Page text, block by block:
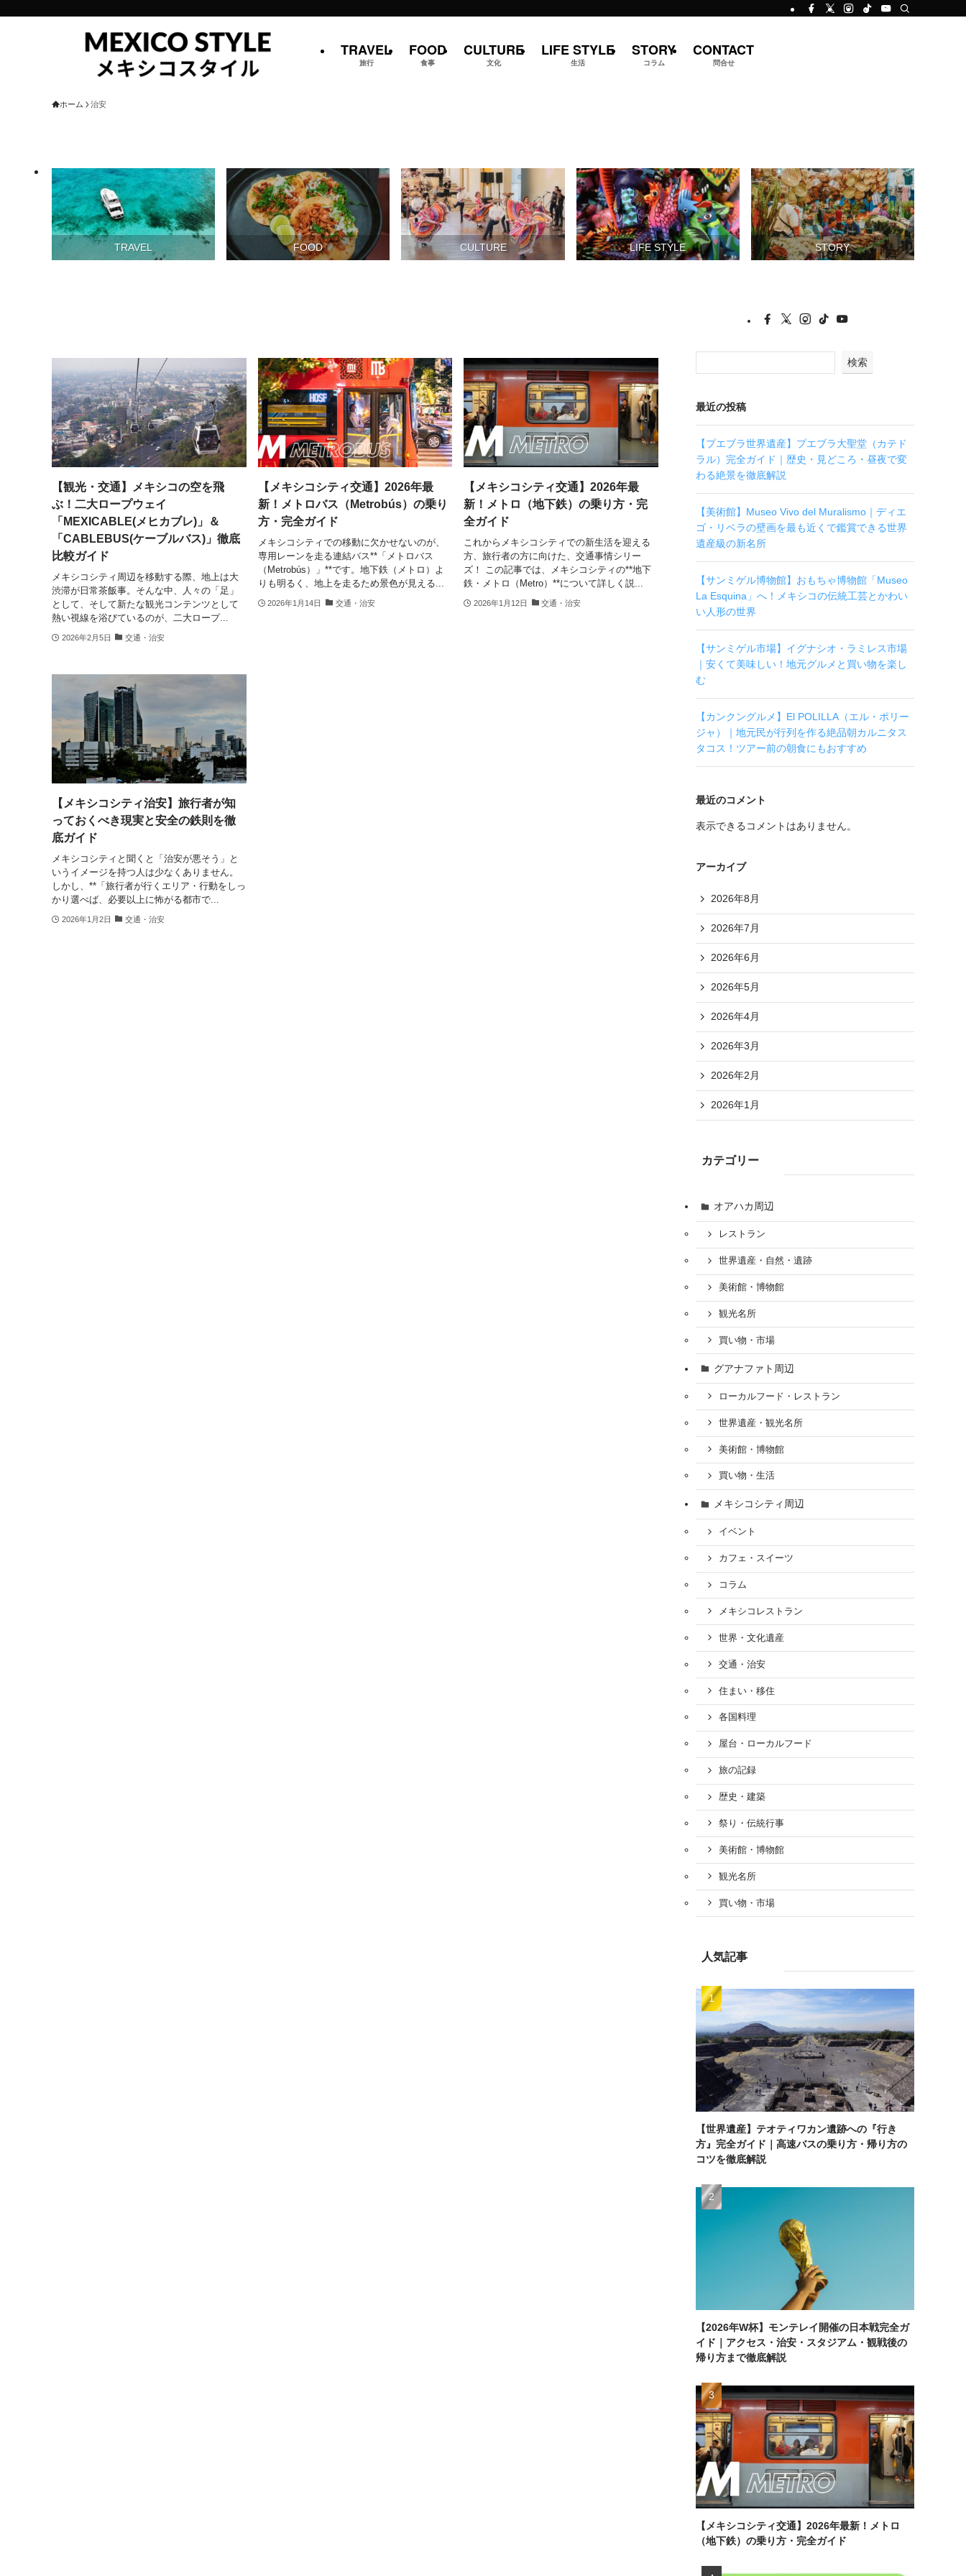
TRAVEL
旅行
FOOD
食事
CULTURE
文化
LIFE STYLE
生活
STORY
コラム
CONTACT
問合せ
ホーム 治安
TRAVEL FOOD CULTURE LIFE STYLE STORY
【観光・交通】メキシコの空を飛
ぶ！二大ロープウェイ
「MEXICABLE(メヒカブレ)」＆
「CABLEBUS(ケーブルバス)」徹底
比較ガイド
メキシコシティ周辺を移動する際、地上は大
渋滞が日常茶飯事。そんな中、人々の「足」
として、そして新たな観光コンテンツとして
熱い視線を浴びているのが、二大ロープ...
2026年2月5日 交通・治安
【メキシコシティ交通】2026年最
新！メトロバス（Metrobús）の乗り
方・完全ガイド
メキシコシティでの移動に欠かせないのが、
専用レーンを走る連結バス**「メトロバス
（Metrobús）」**です。地下鉄（メトロ）よ
りも明るく、地上を走るため景色が見える...
2026年1月14日 交通・治安
【メキシコシティ交通】2026年最
新！メトロ（地下鉄）の乗り方・完
全ガイド
これからメキシコシティでの新生活を迎える
方、旅行者の方に向けた、交通事情シリー
ズ！ この記事では、メキシコシティの**地下
鉄・メトロ（Metro）**について詳しく説...
2026年1月12日 交通・治安
【メキシコシティ治安】旅行者が知
っておくべき現実と安全の鉄則を徹
底ガイド
メキシコシティと聞くと「治安が悪そう」と
いうイメージを持つ人は少なくありません。
しかし、**「旅行者が行くエリア・行動をしっ
かり選べば、必要以上に怖がる都市で...
2026年1月2日 交通・治安
検索
最近の投稿
【プエブラ世界遺産】プエブラ大聖堂（カテド
ラル）完全ガイド｜歴史・見どころ・昼夜で変
わる絶景を徹底解説
【美術館】Museo Vivo del Muralismo｜ディエ
ゴ・リベラの壁画を最も近くで鑑賞できる世界
遺産級の新名所
【サンミゲル博物館】おもちゃ博物館「Museo
La Esquina」へ！メキシコの伝統工芸とかわい
い人形の世界
【サンミゲル市場】イグナシオ・ラミレス市場
｜安くて美味しい！地元グルメと買い物を楽し
む
【カンクングルメ】El POLILLA（エル・ポリー
ジャ）｜地元民が行列を作る絶品朝カルニタス
タコス！ツアー前の朝食にもおすすめ
最近のコメント
表示できるコメントはありません。
アーカイブ
2026年8月
2026年7月
2026年6月
2026年5月
2026年4月
2026年3月
2026年2月
2026年1月
カテゴリー
オアハカ周辺
レストラン
世界遺産・自然・遺跡
美術館・博物館
観光名所
買い物・市場
グアナファト周辺
ローカルフード・レストラン
世界遺産・観光名所
美術館・博物館
買い物・生活
メキシコシティ周辺
イベント
カフェ・スイーツ
コラム
メキシコレストラン
世界・文化遺産
交通・治安
住まい・移住
各国料理
屋台・ローカルフード
旅の記録
歴史・建築
祭り・伝統行事
美術館・博物館
観光名所
買い物・市場
人気記事
【世界遺産】テオティワカン遺跡への『行き
方』完全ガイド｜高速バスの乗り方・帰り方の
コツを徹底解説
【2026年W杯】モンテレイ開催の日本戦完全ガ
イド｜アクセス・治安・スタジアム・観戦後の
帰り方まで徹底解説
【メキシコシティ交通】2026年最新！メトロ
（地下鉄）の乗り方・完全ガイド